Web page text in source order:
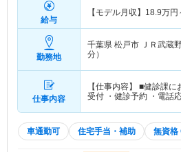
給与
【モデル月収】 18.9万円
勤務地
千葉県 松戸市
ＪＲ武蔵
分）
仕事内容
【仕事内容】 ■健診課
受付 ・健診予約 ・電話
車通勤可 住宅手当・補助 無資格